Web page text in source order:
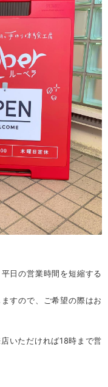
日の営業時間を短縮する
すので、ご希望の際はお
いただければ18時まで営